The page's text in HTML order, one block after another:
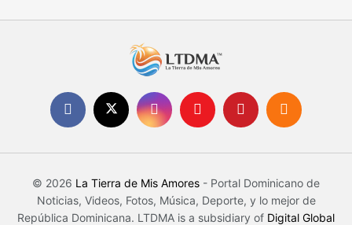
© 2026 La Tierra de Mis Amores - Portal Dominicano de
Noticias, Videos, Fotos, Música, Deporte, y lo mejor de
República Dominicana. LTDMA is a subsidiary of Digital Global